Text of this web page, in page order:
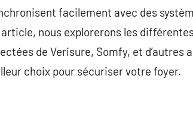
facilement avec des
nous explorerons les
de Verisure, Somfy, et d’autres
choix pour sécuriser votre foyer.